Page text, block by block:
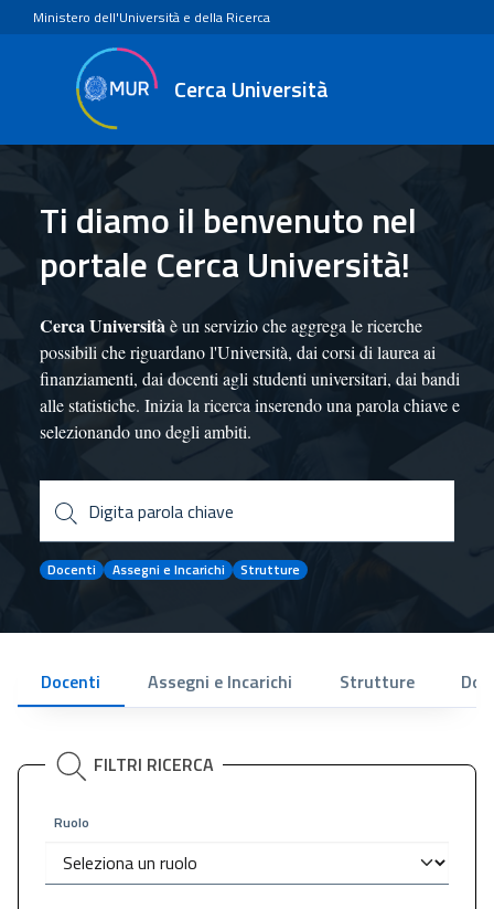
Ministero dell'Università e della Ricerca
Cerca Università
Ti diamo il benvenuto nel
portale Cerca Università!
Cerca Universitàè un servizio che aggrega le ricerche
possibili che riguardano l'Università, dai corsi di laurea ai
finanziamenti, dai docenti agli studenti universitari, dai bandi
alle statistiche. Inizia la ricerca inserendo una parola chiave e
selezionando uno degli ambiti.
Digita parola chiave
Docenti Assegni e Incarichi Strutture
Docenti Assegni e Incarichi Strutture
FILTRI RICERCA
Ruolo